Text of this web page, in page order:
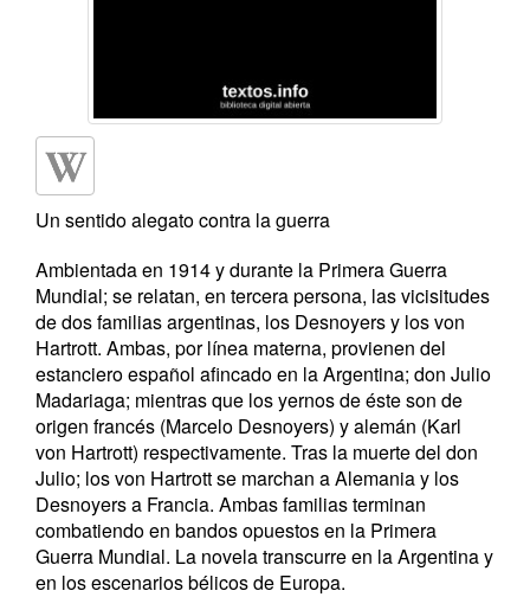
Un sentido alegato contra la guerra
Ambientada en 1914 y durante la Primera Guerra
Mundial; se relatan, en tercera persona, las vicisitudes
de dos familias argentinas, los Desnoyers y los von
Hartrott. Ambas, por línea materna, provienen del
estanciero español afincado en la Argentina; don Julio
Madariaga; mientras que los yernos de éste son de
origen francés (Marcelo Desnoyers) y alemán (Karl
von Hartrott) respectivamente. Tras la muerte del don
Julio; los von Hartrott se marchan a Alemania y los
Desnoyers a Francia. Ambas familias terminan
combatiendo en bandos opuestos en la Primera
Guerra Mundial. La novela transcurre en la Argentina y
en los escenarios bélicos de Europa.